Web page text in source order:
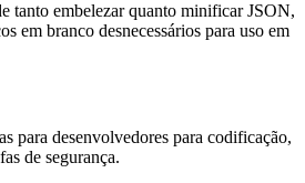
tanto embelezar quanto minificar JSON,
em branco desnecessários para uso em
para desenvolvedores para codificação,
de segurança.